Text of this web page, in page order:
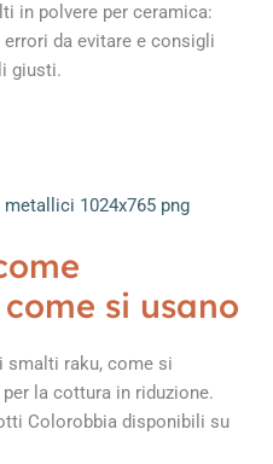
in polvere per ceramica:
errori da evitare e consigli
giusti.
si usano
smalti raku, come si
la cottura in riduzione.
Colorobbia disponibili su